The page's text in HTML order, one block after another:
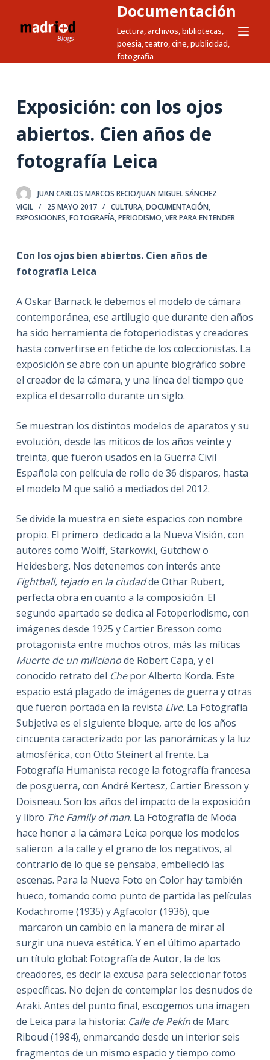
t
o
e
n
o
Documentación
Lectura, archivos, bibliotecas,
poesia, teatro, cine, publicidad,
fotografia
Exposición: con los ojos
abiertos. Cien años de
fotografía Leica
JUAN CARLOS MARCOS RECIO/JUAN MIGUEL SÁNCHEZ
VIGIL
25 MAYO 2017 CULTURA,DOCUMENTACIÓN,
EXPOSICIONES,FOTOGRAFÍA,PERIODISMO,VER PARA ENTENDER
Con los ojos bien abiertos. Cien años de
fotografía Leica
A Oskar Barnack le debemos el modelo de cámara
contemporánea, ese artilugio que durante cien años
ha sido herramienta de fotoperiodistas y creadores
hasta convertirse en fetiche de los coleccionistas. La
exposición se abre con un apunte biográfico sobre
el creador de la cámara, y una línea del tiempo que
explica el desarrollo durante un siglo.
Se muestran los distintos modelos de aparatos y su
evolución, desde las míticos de los años veinte y
treinta, que fueron usados en la Guerra Civil
Española con película de rollo de 36 disparos, hasta
el modelo M que salió a mediados del 2012.
Se divide la muestra en siete espacios con nombre
propio. El primero dedicado a la Nueva Visión, con
autores como Wolff, Starkowki, Gutchow o
Heidesberg. Nos detenemos con interés ante
Fightball, tejado en la ciudadde Othar Rubert,
perfecta obra en cuanto a la composición. El
segundo apartado se dedica al Fotoperiodismo, con
imágenes desde 1925 y Cartier Bresson como
protagonista entre muchos otros, más las míticas
Muerte de un milicianode Robert Capa, y el
conocido retrato del Chepor Alberto Korda. Este
espacio está plagado de imágenes de guerra y otras
que fueron portada en la revista Live. La Fotografía
Subjetiva es el siguiente bloque, arte de los años
cincuenta caracterizado por las panorámicas y la luz
atmosférica, con Otto Steinert al frente. La
Fotografía Humanista recoge la fotografía francesa
de posguerra, con André Kertesz, Cartier Bresson y
Doisneau. Son los años del impacto de la exposición
y libro The Family of man. La Fotografía de Moda
hace honor a la cámara Leica porque los modelos
salieron a la calle y el grano de los negativos, al
contrario de lo que se pensaba, embelleció las
escenas. Para la Nueva Foto en Color hay también
hueco, tomando como punto de partida las películas
Kodachrome (1935) y Agfacolor (1936), que
marcaron un cambio en la manera de mirar al
surgir una nueva estética. Y en el último apartado
un título global: Fotografía de Autor, la de los
creadores, es decir la excusa para seleccionar fotos
específicas. No dejen de contemplar los desnudos de
Araki. Antes del punto final, escogemos una imagen
de Leica para la historia: Calle de Pekínde Marc
Riboud (1984), enmarcando desde un interior seis
fragmentos de un mismo espacio y tiempo como